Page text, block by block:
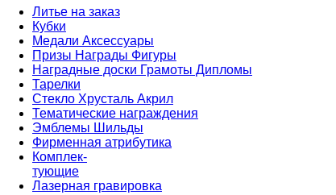
Литье на заказ
Кубки
Медали Аксессуары
Призы Награды Фигуры
Наградные доски Грамоты Дипломы
Тарелки
Стекло Хрусталь Акрил
Тематические награждения
Эмблемы Шильды
Фирменная атрибутика
Комплек-
тующие
Лазерная гравировка